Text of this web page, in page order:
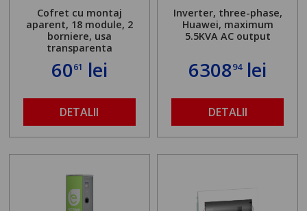
Cofret cu montaj
aparent, 18 module, 2
borniere, usa
transparenta
6061 lei
DETALII
Inverter, three-phase,
Huawei, maximum
5.5KVA AC output
630894lei
DETALII